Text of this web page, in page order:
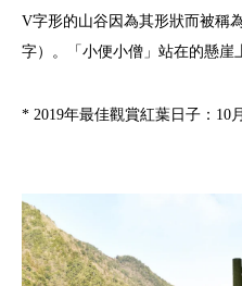
V字形的山谷因為其形狀而被稱
字）。「小便小僧」站在的懸崖
* 2019年最佳觀賞紅葉日子：10